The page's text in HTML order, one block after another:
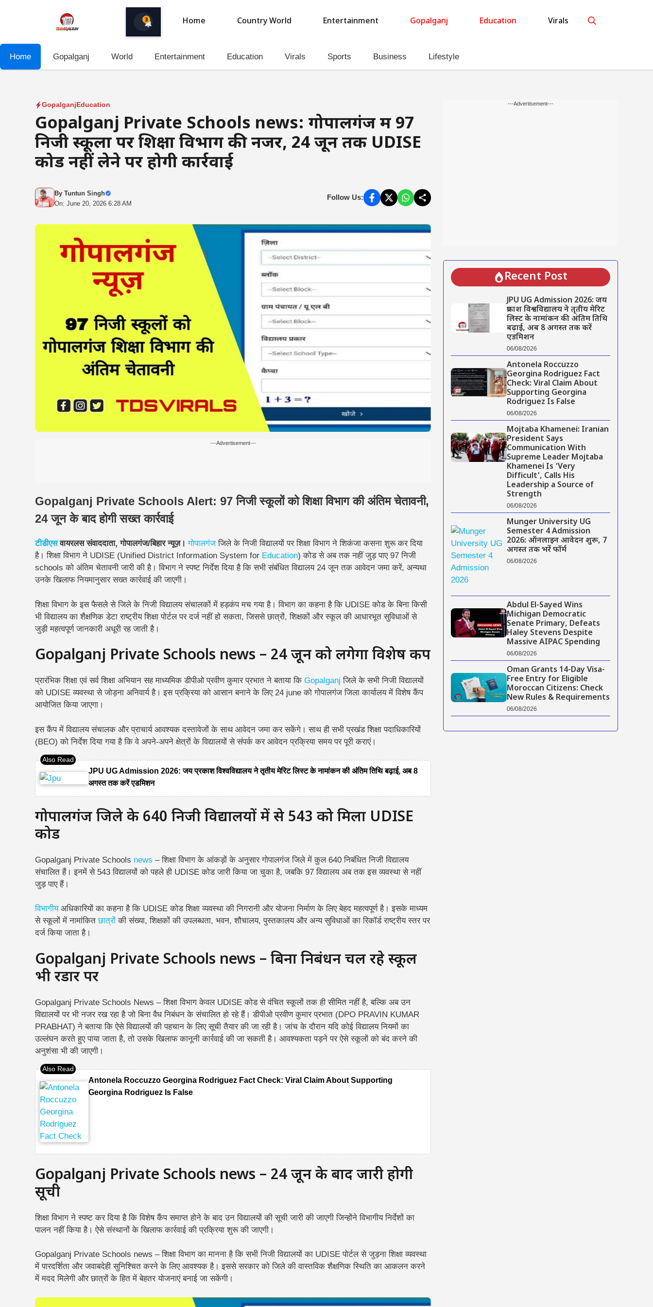
3 Home Country World Entertainment Gopalganj Education Virals
Home Gopalganj World Entertainment Education Virals Sports Business Lifestyle
GopalganjEducation
Gopalganj Private Schools news: गोपालगंज में 97
निजी स्कूलों पर शिक्षा विभाग की नजर, 24 जून तक UDISE
कोड नहीं लेने पर होगी कार्रवाई
By Tuntun Singh
On: June 20, 2026 6:28 AM
Follow Us:
---Advertisement---
Gopalganj Private Schools Alert: 97 निजी स्कूलों को शिक्षा विभाग की अंतिम चेतावनी,
24 जून के बाद होगी सख्त कार्रवाई
टीडीएसवायरलस संवाददाता, गोपालगंज/बिहार न्यूज़। गोपालगंजजिले के निजी विद्यालयों पर शिक्षा विभाग ने शिकंजा कसना शुरू कर दिया
है। शिक्षा विभाग ने UDISE (Unified District Information System for Education) कोड से अब तक नहीं जुड़ पाए 97 निजी
schools को अंतिम चेतावनी जारी की है। विभाग ने स्पष्ट निर्देश दिया है कि सभी संबंधित विद्यालय 24 जून तक आवेदन जमा करें, अन्यथा
उनके खिलाफ नियमानुसार सख्त कार्रवाई की जाएगी।
शिक्षा विभाग के इस फैसले से जिले के निजी विद्यालय संचालकों में हड़कंप मच गया है। विभाग का कहना है कि UDISE कोड के बिना किसी
भी विद्यालय का शैक्षणिक डेटा राष्ट्रीय शिक्षा पोर्टल पर दर्ज नहीं हो सकता, जिससे छात्रों, शिक्षकों और स्कूल की आधारभूत सुविधाओं से
जुड़ी महत्वपूर्ण जानकारी अधूरी रह जाती है।
Gopalganj Private Schools news – 24 जून को लगेगा विशेष कैंप
प्रारंभिक शिक्षा एवं सर्व शिक्षा अभियान सह माध्यमिक डीपीओ प्रवीण कुमार प्रभात ने बताया कि Gopalganj जिले के सभी निजी विद्यालयों
को UDISE व्यवस्था से जोड़ना अनिवार्य है। इस प्रक्रिया को आसान बनाने के लिए 24 june को गोपालगंज जिला कार्यालय में विशेष कैंप
आयोजित किया जाएगा।
इस कैंप में विद्यालय संचालक और प्राचार्य आवश्यक दस्तावेजों के साथ आवेदन जमा कर सकेंगे। साथ ही सभी प्रखंड शिक्षा पदाधिकारियों
(BEO) को निर्देश दिया गया है कि वे अपने-अपने क्षेत्रों के विद्यालयों से संपर्क कर आवेदन प्रक्रिया समय पर पूरी कराएं।
JPU UG Admission 2026: जय प्रकाश विश्वविद्यालय ने तृतीय मेरिट लिस्ट के नामांकन की अंतिम तिथि बढ़ाई, अब 8
अगस्त तक करें एडमिशन
गोपालगंज जिले के 640 निजी विद्यालयों में से 543 को मिला UDISE
कोड
Gopalganj Private Schools news – शिक्षा विभाग के आंकड़ों के अनुसार गोपालगंज जिले में कुल 640 निबंधित निजी विद्यालय
संचालित हैं। इनमें से 543 विद्यालयों को पहले ही UDISE कोड जारी किया जा चुका है, जबकि 97 विद्यालय अब तक इस व्यवस्था से नहीं
जुड़ पाए हैं।
विभागीयअधिकारियों का कहना है कि UDISE कोड शिक्षा व्यवस्था की निगरानी और योजना निर्माण के लिए बेहद महत्वपूर्ण है। इसके माध्यम
से स्कूलों में नामांकितछात्रों की संख्या, शिक्षकों की उपलब्धता, भवन, शौचालय, पुस्तकालय और अन्य सुविधाओं का रिकॉर्ड राष्ट्रीय स्तर पर
दर्ज किया जाता है।
Gopalganj Private Schools news – बिना निबंधन चल रहे स्कूल
भी रडार पर
Gopalganj Private Schools News – शिक्षा विभाग केवल UDISE कोड से वंचित स्कूलों तक ही सीमित नहीं है, बल्कि अब उन
विद्यालयों पर भी नजर रख रहा है जो बिना वैध निबंधन के संचालित हो रहे हैं।डीपीओ प्रवीण कुमार प्रभात (DPO PRAVIN KUMAR
PRABHAT) ने बताया कि ऐसे विद्यालयों की पहचान के लिए सूची तैयार की जा रही है। जांच के दौरान यदि कोई विद्यालय नियमों का
उल्लंघन करते हुए पाया जाता है, तो उसके खिलाफ कानूनी कार्रवाई की जा सकती है। आवश्यकता पड़ने पर ऐसे स्कूलों को बंद करने की
अनुशंसा भी की जाएगी।
Antonela Roccuzzo Georgina Rodriguez Fact Check: Viral Claim About Supporting
Georgina Rodriguez Is False
Gopalganj Private Schools news – 24 जून के बाद जारी होगी
सूची
शिक्षा विभाग ने स्पष्ट कर दिया है कि विशेष कैंप समाप्त होने के बाद उन विद्यालयों की सूची जारी की जाएगी जिन्होंने विभागीय निर्देशों का
पालन नहीं किया है। ऐसे संस्थानों के खिलाफ कार्रवाई की प्रक्रिया शुरू की जाएगी।
Gopalganj Private Schools news – शिक्षा विभाग का मानना है कि सभी निजी विद्यालयों का UDISE पोर्टल से जुड़ना शिक्षा व्यवस्था
में पारदर्शिता और जवाबदेही सुनिश्चित करने के लिए आवश्यक है। इससे सरकार को जिले की वास्तविक शैक्षणिक स्थिति का आकलन करने
में मदद मिलेगी और छात्रों के हित में बेहतर योजनाएं बनाई जा सकेंगी।
---Advertisement---
Recent Post
JPU UG Admission 2026: जय
प्रकाश विश्वविद्यालय ने तृतीय मेरिट
लिस्ट के नामांकन की अंतिम तिथि
बढ़ाई, अब 8 अगस्त तक करें
एडमिशन
06/08/2026
Antonela Roccuzzo
Georgina Rodriguez Fact
Check: Viral Claim About
Supporting Georgina
Rodriguez Is False
06/08/2026
Mojtaba Khamenei: Iranian
President Says
Communication With
Supreme Leader Mojtaba
Khamenei Is ‘Very
Difficult’, Calls His
Leadership a Source of
Strength
06/08/2026
Munger University UG
Semester 4 Admission
2026: ऑनलाइन आवेदन शुरू, 7
अगस्त तक भरें फॉर्म
06/08/2026
Abdul El-Sayed Wins
Michigan Democratic
Senate Primary, Defeats
Haley Stevens Despite
Massive AIPAC Spending
06/08/2026
Oman Grants 14-Day Visa-
Free Entry for Eligible
Moroccan Citizens: Check
New Rules & Requirements
06/08/2026